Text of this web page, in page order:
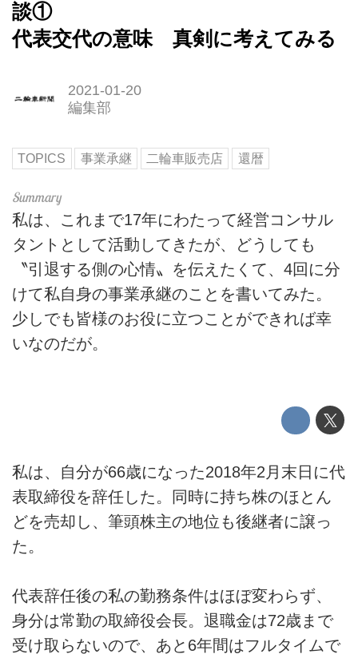
談①
代表交代の意味 真剣に考えてみる
2021-01-20
編集部
TOPICS 事業承継 二輪車販売店 還暦
私は、これまで17年にわたって経営コンサル
タントとして活動してきたが、どうしても
〝引退する側の心情〟を伝えたくて、4回に分
けて私自身の事業承継のことを書いてみた。
少しでも皆様のお役に立つことができれば幸
いなのだが。
私は、自分が66歳になった2018年2月末日に代
表取締役を辞任した。同時に持ち株のほとん
どを売却し、筆頭株主の地位も後継者に譲っ
た。
代表辞任後の私の勤務条件はほぼ変わらず、
身分は常勤の取締役会長。退職金は72歳まで
受け取らないので、あと6年間はフルタイムで